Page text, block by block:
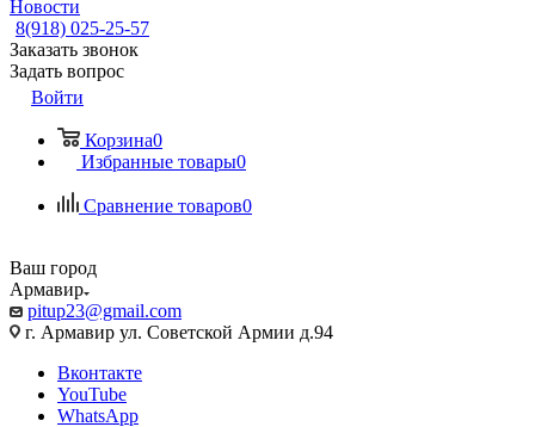
Новости
8(918) 025-25-57
Заказать звонок
Задать вопрос
Войти
Корзина0
Избранные товары0
Сравнение товаров0
Ваш город
Армавир
pitup23@gmail.com
г. Армавир ул. Советской Армии д.94
Вконтакте
YouTube
WhatsApp